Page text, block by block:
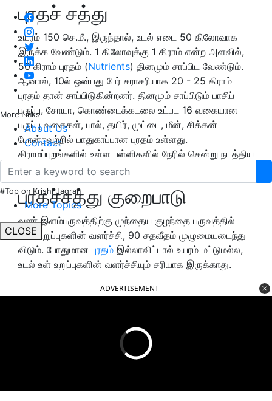
More Links
About Us
Contact
#Top on Krishi Jagran
More Topics
CLOSE
புரதச் சத்து
உயரம் 150 செ.மீ., இருந்தால், உடல் எடை 50 கிலோவாக
இருக்க வேண்டும். 1 கிலோவுக்கு 1 கிராம் என்ற அளவில்,
50 கிராம் புரதம் (Nutrients) தினமும் சாப்பிட வேண்டும்.
ஆனால், 10ல் ஒன்பது பேர் சராசரியாக 20 - 25 கிராம்
புரதம் தான் சாப்பிடுகின்றனர். தினமும் சாப்பிடும் பாசிப்
பருப்பு, சோயா, கொண்டைக்கடலை உட்பட 16 வகையான
பருப்பு வகைகள், பால், தயிர், முட்டை, மீன், சிக்கன்
போன்றவற்றில் பாதுகாப்பான புரதம் உள்ளது.
கிராமப்புறங்களில் உள்ள பள்ளிகளில் நேரில் சென்று நடத்திய
ஆய்வில்,புரத உணவு பற்றி தெரிந்திருக்கவில்லை.
புரதச்சத்து குறைபாடு
வளர் இளம்பருவத்திற்கு முந்தைய குழந்தை பருவத்தில்
உடல் உறுப்புகளின் வளர்ச்சி, 90 சதவீதம் முழுமையடைந்து
விடும். போதுமான புரதம் இல்லாவிட்டால் உயரம் மட்டுமல்ல,
உடல் உள் உறுப்புகளின் வளர்ச்சியும் சரியாக இருக்காது.
ADVERTISEMENT